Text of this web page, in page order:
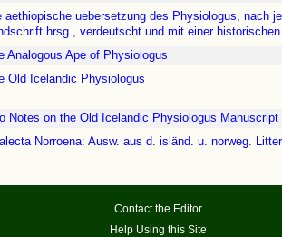
aethiopische uebersetzung des Physiologus, nach
hrsg., verdeutscht und mit einer
Analogous Ape of Physiologus
Old Icelandic Physiologus
Notes on the Old Icelandic Physiologus Manuscript
Norroena: Ausw. aus d. isländ. u. norweg.
Contact the Editor
Help Using this Site